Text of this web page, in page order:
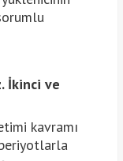
İkinci ve
kavramı